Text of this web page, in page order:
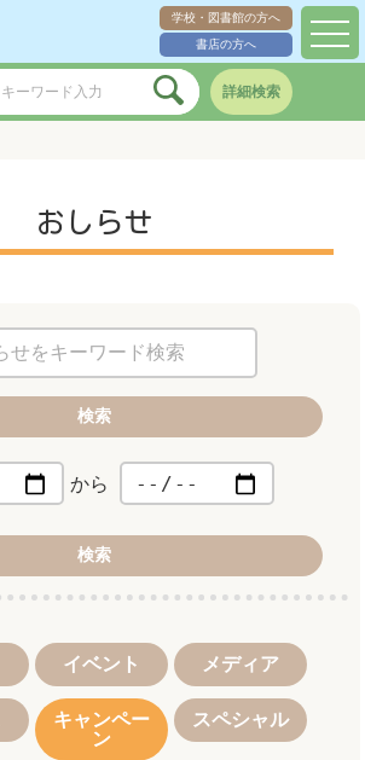
学校・図書館の方へ
書店の方へ
詳細検索
おしらせ
検索
から
検索
イベント メディア
キャンペー
ン
スペシャル